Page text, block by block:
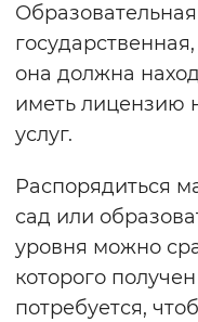
Воспроизвести
она должна
иметь лицензию
услуг.
Распорядиться
сад или
уровня можно
которого
потребуется,